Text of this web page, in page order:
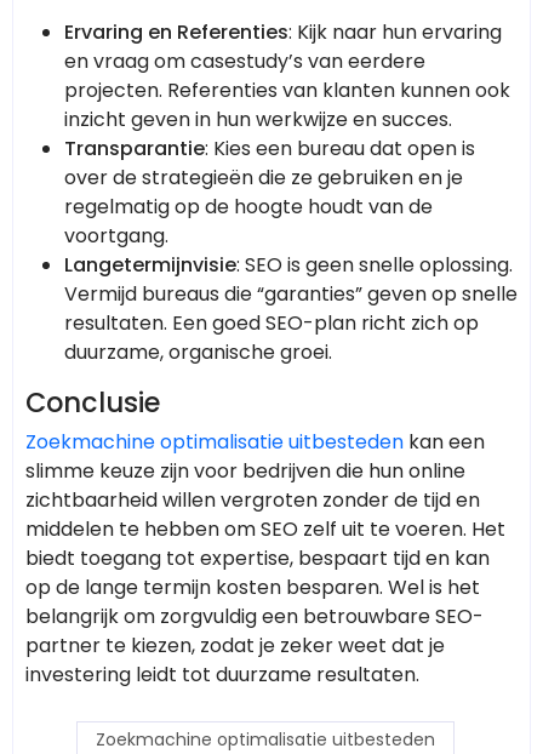
Ervaring en Referenties: Kijk naar hun ervaring
en vraag om casestudy’s van eerdere
projecten. Referenties van klanten kunnen ook
inzicht geven in hun werkwijze en succes.
Transparantie: Kies een bureau dat open is
over de strategieën die ze gebruiken en je
regelmatig op de hoogte houdt van de
voortgang.
Langetermijnvisie: SEO is geen snelle oplossing.
Vermijd bureaus die “garanties” geven op snelle
resultaten. Een goed SEO-plan richt zich op
duurzame, organische groei.
Conclusie
Zoekmachine optimalisatie uitbesteden kan een
slimme keuze zijn voor bedrijven die hun online
zichtbaarheid willen vergroten zonder de tijd en
middelen te hebben om SEO zelf uit te voeren. Het
biedt toegang tot expertise, bespaart tijd en kan
op de lange termijn kosten besparen. Wel is het
belangrijk om zorgvuldig een betrouwbare SEO-
partner te kiezen, zodat je zeker weet dat je
investering leidt tot duurzame resultaten.
Zoekmachine optimalisatie uitbesteden